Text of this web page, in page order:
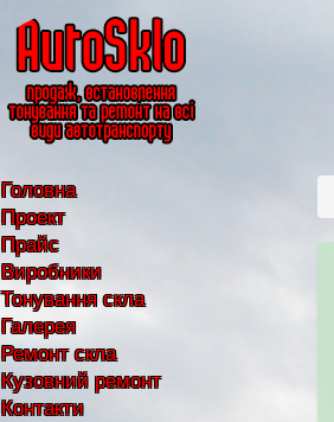
Головна
Проект
Прайс
Виробники
Тонування скла
Галерея
Ремонт скла
Кузовний ремонт
Контакти